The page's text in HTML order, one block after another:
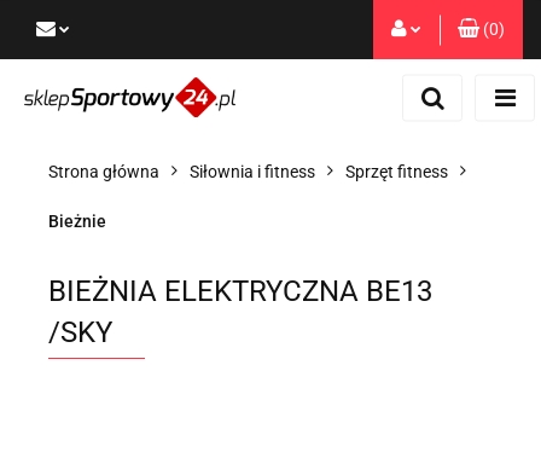
Dodaj zgłoszenie
(0)
Strona główna Siłownia i fitness Sprzęt fitness
Bieżnie
BIEŻNIA ELEKTRYCZNA BE13
/SKY